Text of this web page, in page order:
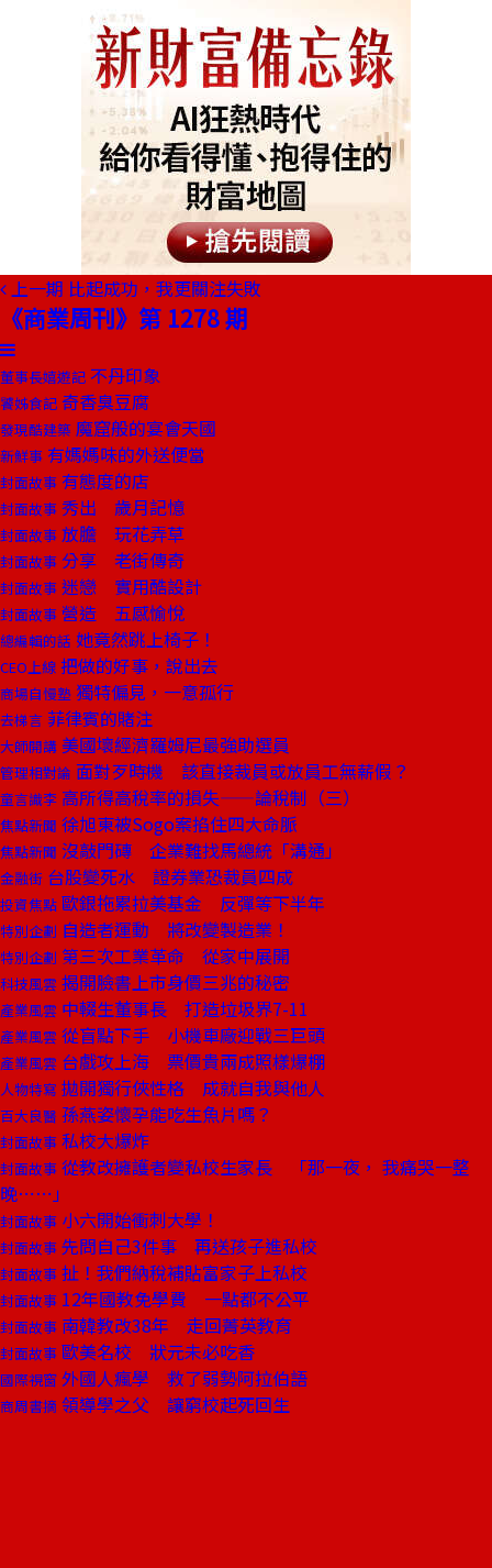
上一期 比起成功，我更關注失敗
《商業周刊》第 1278 期
董事長嬉遊記 不丹印象
饕姊食記 奇香臭豆腐
發現酷建築 魔窟般的宴會天國
新鮮事 有媽媽味的外送便當
封面故事 有態度的店
封面故事 秀出 歲月記憶
封面故事 放膽 玩花弄草
封面故事 分享 老街傳奇
封面故事 迷戀 實用酷設計
封面故事 營造 五感愉悅
總編輯的話 她竟然跳上椅子！
CEO上線 把做的好事，說出去
商場自慢塾 獨特偏見，一意孤行
去梯言 菲律賓的賭注
大師開講 美國壞經濟羅姆尼最強助選員
管理相對論 面對歹時機 該直接裁員或放員工無薪假？
童言識李 高所得高稅率的損失——論稅制（三）
焦點新聞 徐旭東被Sogo案掐住四大命脈
焦點新聞 沒敲門磚 企業難找馬總統「溝通」
金融街 台股變死水 證券業恐裁員四成
投資焦點 歐銀拖累拉美基金 反彈等下半年
特別企劃 自造者運動 將改變製造業！
特別企劃 第三次工業革命 從家中展開
科技風雲 揭開臉書上市身價三兆的秘密
產業風雲 中輟生董事長 打造垃圾界7-11
產業風雲 從盲點下手 小機車廠迎戰三巨頭
產業風雲 台戲攻上海 票價貴兩成照樣爆棚
人物特寫 拋開獨行俠性格 成就自我與他人
百大良醫 孫燕姿懷孕能吃生魚片嗎？
封面故事 私校大爆炸
封面故事 從教改擁護者變私校生家長 「那一夜， 我痛哭一整
晚⋯⋯」
封面故事 小六開始衝刺大學！
封面故事 先問自己3件事 再送孩子進私校
封面故事 扯！我們納稅補貼富家子上私校
封面故事 12年國教免學費 一點都不公平
封面故事 南韓教改38年 走回菁英教育
封面故事 歐美名校 狀元未必吃香
國際視窗 外國人瘋學 救了弱勢阿拉伯語
商周書摘 領導學之父 讓窮校起死回生